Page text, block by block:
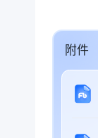
附件